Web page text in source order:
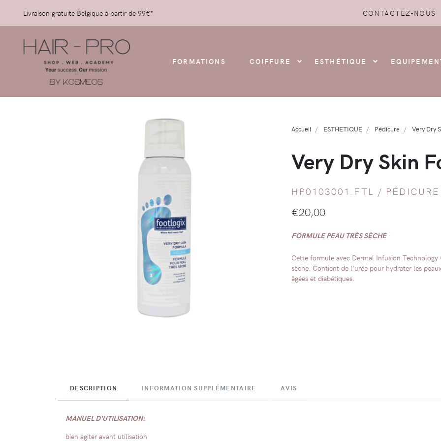
Livraison gratuite Belgique à partir de 99€* CONTACTEZ-NOUS
FORMATIONS COIFFURE ESTHÉTIQUE
Accueil ESTHETIQUE Pédicure Very Dry
Very Dry Skin
HP0103001.FTL / PÉDICURE
€20,00
FORMULE PEAU TRÈS SÈCHE
Cette formule avec Dermal Infusion
sèche. Contient de l'urée pour hydrater les
âgées et diabétiques.
DESCRIPTION INFORMATION SUPPLÉMENTAIRE AVIS
MANUEL D'UTILISATION:
bien agiter avant utilisation